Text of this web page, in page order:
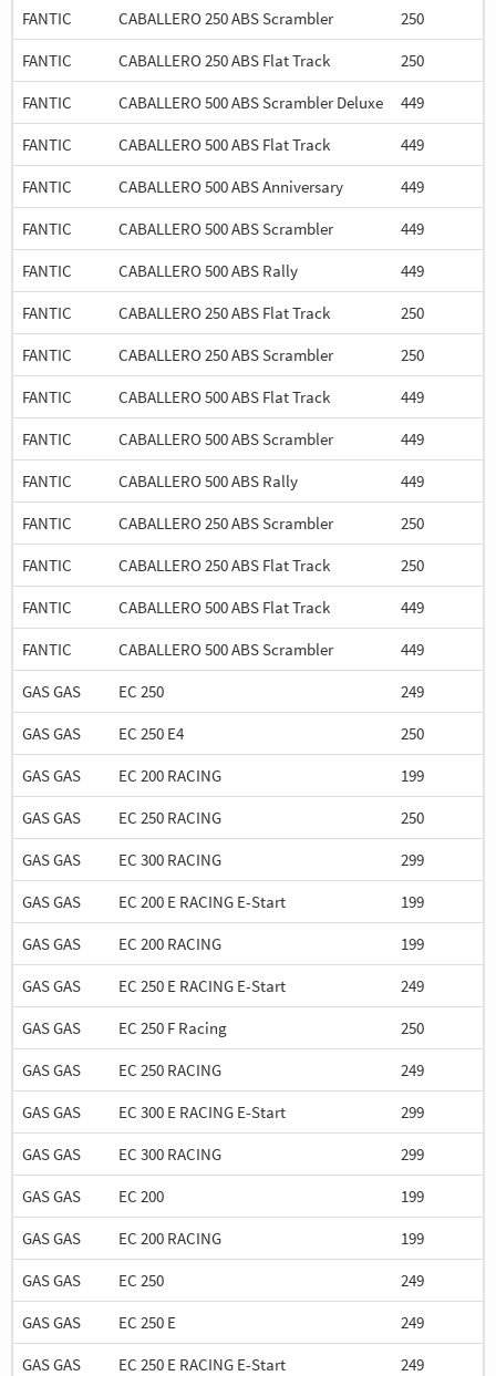
FANTIC CABALLERO 250 ABS Scrambler
250
FANTIC
CABALLERO 250 ABS Flat Track
250
FANTIC
CABALLERO 500 ABS Scrambler Deluxe
449
FANTIC
CABALLERO 500 ABS Flat Track
449
FANTIC
CABALLERO 500 ABS Anniversary
449
FANTIC
CABALLERO 500 ABS Scrambler
449
FANTIC
CABALLERO 500 ABS Rally
449
FANTIC
CABALLERO 250 ABS Flat Track
250
FANTIC
CABALLERO 250 ABS Scrambler
250
FANTIC
CABALLERO 500 ABS Flat Track
449
FANTIC
CABALLERO 500 ABS Scrambler
449
FANTIC
CABALLERO 500 ABS Rally
449
FANTIC
CABALLERO 250 ABS Scrambler
250
FANTIC
CABALLERO 250 ABS Flat Track
250
FANTIC
CABALLERO 500 ABS Flat Track
449
FANTIC
CABALLERO 500 ABS Scrambler
449
GAS GAS
EC 250
249
GAS GAS
EC 250 E4
250
GAS GAS
EC 200 RACING
199
GAS GAS
EC 250 RACING
250
GAS GAS
EC 300 RACING
299
GAS GAS
EC 200 E RACING E-Start
199
GAS GAS
EC 200 RACING
199
GAS GAS
EC 250 E RACING E-Start
249
GAS GAS
EC 250 F Racing
250
GAS GAS
EC 250 RACING
249
GAS GAS
EC 300 E RACING E-Start
299
GAS GAS
EC 300 RACING
299
GAS GAS
EC 200
199
GAS GAS
EC 200 RACING
199
GAS GAS
EC 250
249
GAS GAS
EC 250 E
249
GAS GAS
EC 250 E RACING E-Start
249